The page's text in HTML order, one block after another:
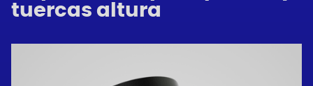
tuercas altura